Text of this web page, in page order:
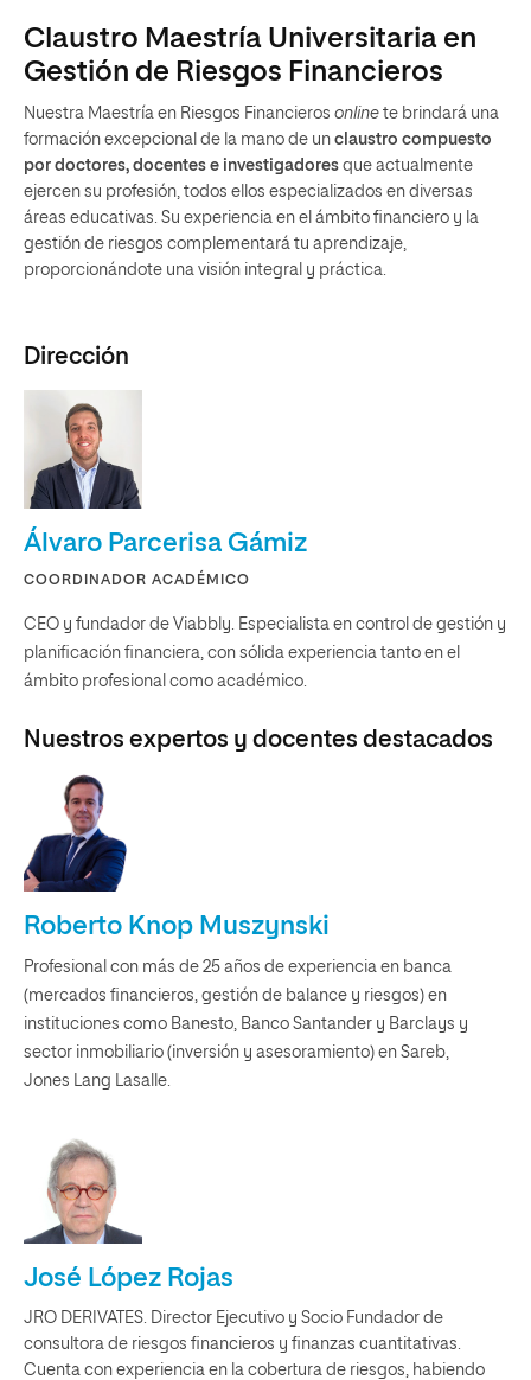
Claustro Maestría Universitaria en
Gestión de Riesgos Financieros
Nuestra Maestría en Riesgos Financieros online te brindará una
formación excepcional de la mano de un claustro compuesto
por doctores, docentes e investigadores que actualmente
ejercen su profesión, todos ellos especializados en diversas
áreas educativas. Su experiencia en el ámbito financiero y la
gestión de riesgos complementará tu aprendizaje,
proporcionándote una visión integral y práctica.
Dirección
Álvaro Parcerisa Gámiz
COORDINADOR ACADÉMICO
CEO y fundador de Viabbly. Especialista en control de gestión y
planificación financiera, con sólida experiencia tanto en el
ámbito profesional como académico.
Nuestros expertos y docentes destacados
Roberto Knop Muszynski
Profesional con más de 25 años de experiencia en banca
(mercados financieros, gestión de balance y riesgos) en
instituciones como Banesto, Banco Santander y Barclays y
sector inmobiliario (inversión y asesoramiento) en Sareb,
Jones Lang Lasalle.
José López Rojas
JRO DERIVATES. Director Ejecutivo y Socio Fundador de
consultora de riesgos financieros y finanzas cuantitativas.
Cuenta con experiencia en la cobertura de riesgos, habiendo